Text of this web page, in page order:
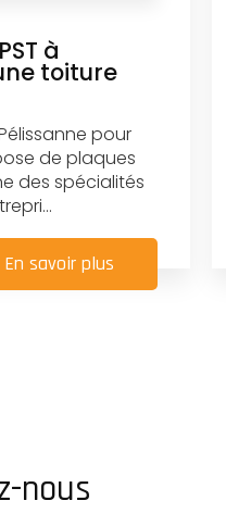
à
toiture
pour
de plaques
des spécialités
En savoir plus
nous